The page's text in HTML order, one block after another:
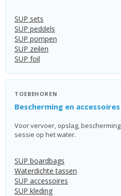
SUP sets
SUP peddels
SUP pompen
SUP zeilen
SUP foil
TOEBEHOREN
Bescherming en accessoires
Voor vervoer, opslag,
sessie op het water.
SUP boardbags
Waterdichte tassen
SUP accessoires
SUP kleding